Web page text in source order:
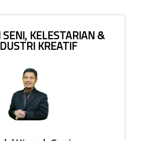
SENI, KELESTARIAN &
KREATIF